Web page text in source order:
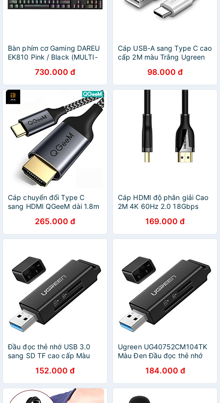
Bàn phím cơ Gaming DAREU
EK810 Pink / Black (MULTI-
730.000 đ
Cáp USB-A sang Type C cao
cấp 2M màu Trắng Ugreen
98.000 đ
Cáp chuyển đổi Type C
sang HDMI QGeeM dài 1.8m
Thunderbolt 3) cho iPad
Pro,MacBook Pro 2018
iMac,Galaxy S9 Note9 S8
Hãng
265.000 đ
Cáp HDMI độ phân giải Cao
2M 4K 60Hz 2.0 18Gbps
ED030 Hàng Chính Hãng
169.000 đ
Đầu đọc thẻ nhớ USB 3.0
sang SD TF cao cấp Màu
Hàng Chính Hãng
152.000 đ
Ugreen UG40752CM104TK
Màu Đen Đầu đọc thẻ nhớ
cấp - HÀNG CHÍNH HÃNG
184.000 đ